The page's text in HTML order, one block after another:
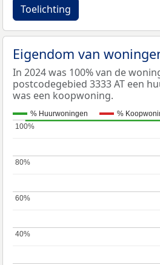
Toelichting
Eigendom van
In 2024 was 100% van de
postcodegebied 3333 AT een
was een koopwoning.
% Huurwoningen %
40%
40%
60%
60%
80%
80%
100%
100%